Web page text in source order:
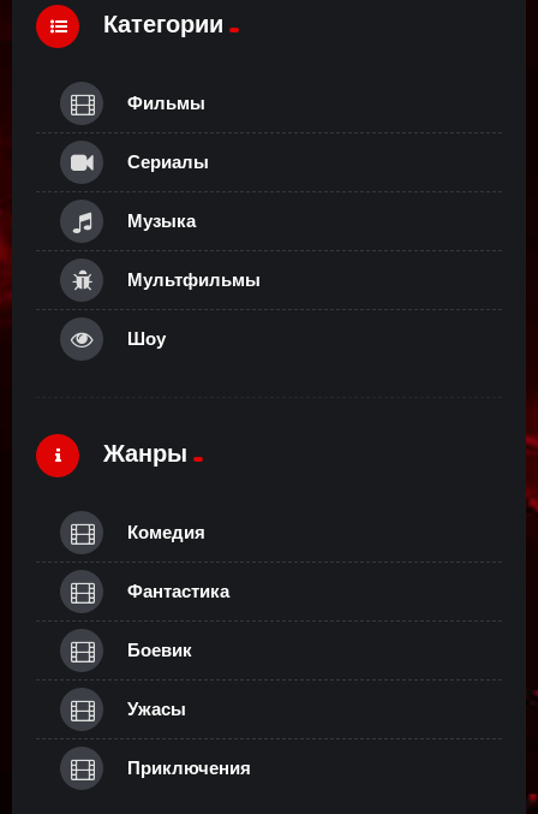
Категории
Фильмы
Сериалы
Музыка
Мультфильмы
Шоу
Жанры
Комедия
Фантастика
Боевик
Ужасы
Приключения